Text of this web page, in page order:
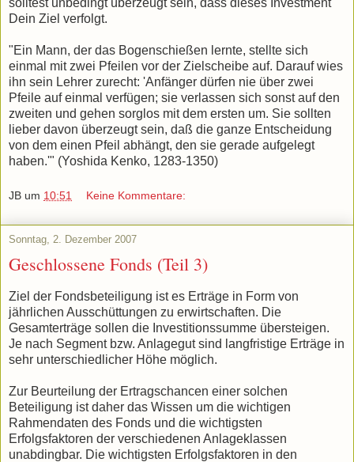
solltest unbedingt überzeugt sein, dass dieses Investment
Dein Ziel verfolgt.
"Ein Mann, der das Bogenschießen lernte, stellte sich
einmal mit zwei Pfeilen vor der Zielscheibe auf. Darauf wies
ihn sein Lehrer zurecht: 'Anfänger dürfen nie über zwei
Pfeile auf einmal verfügen; sie verlassen sich sonst auf den
zweiten und gehen sorglos mit dem ersten um. Sie sollten
lieber davon überzeugt sein, daß die ganze Entscheidung
von dem einen Pfeil abhängt, den sie gerade aufgelegt
haben.'" (Yoshida Kenko, 1283-1350)
JB um 10:51 Keine Kommentare:
Sonntag, 2. Dezember 2007
Geschlossene Fonds (Teil 3)
Ziel der Fondsbeteiligung ist es Erträge in Form von
jährlichen Ausschüttungen zu erwirtschaften. Die
Gesamterträge sollen die Investitionssumme übersteigen.
Je nach Segment bzw. Anlagegut sind langfristige Erträge in
sehr unterschiedlicher Höhe möglich.
Zur Beurteilung der Ertragschancen einer solchen
Beteiligung ist daher das Wissen um die wichtigen
Rahmendaten des Fonds und die wichtigsten
Erfolgsfaktoren der verschiedenen Anlageklassen
unabdingbar. Die wichtigsten Erfolgsfaktoren in den